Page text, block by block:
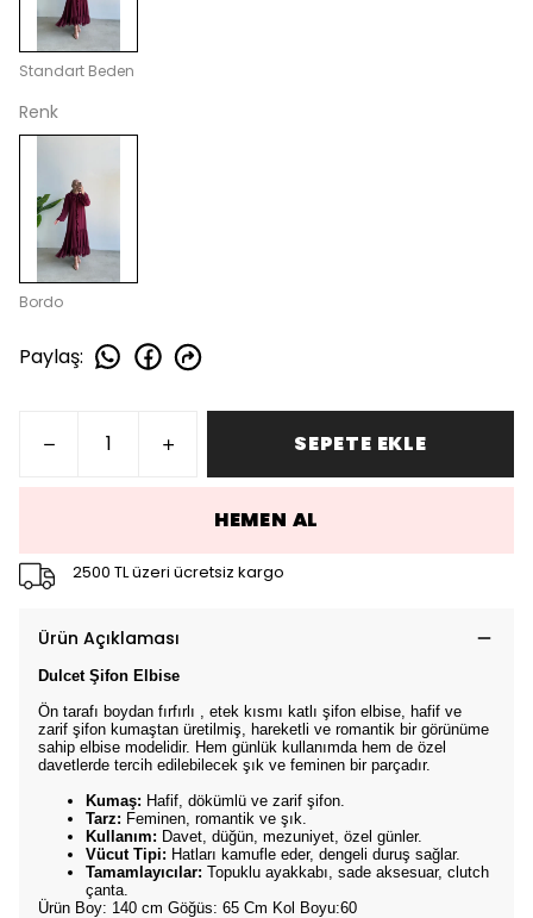
Standart Beden
Renk
Bordo
Paylaş:
SEPETE EKLE
HEMEN AL
2500 TL üzeri ücretsiz kargo
Ürün Açıklaması
Dulcet Şifon Elbise
Ön tarafı boydan fırfırlı , etek kısmı katlı şifon elbise, hafif ve
zarif şifon kumaştan üretilmiş, hareketli ve romantik bir görünüme
sahip elbise modelidir. Hem günlük kullanımda hem de özel
davetlerde tercih edilebilecek şık ve feminen bir parçadır.
Kumaş: Hafif, dökümlü ve zarif şifon.
Tarz: Feminen, romantik ve şık.
Kullanım: Davet, düğün, mezuniyet, özel günler.
Vücut Tipi: Hatları kamufle eder, dengeli duruş sağlar.
Tamamlayıcılar: Topuklu ayakkabı, sade aksesuar, clutch
çanta.
Ürün Boy: 140 cm Göğüs: 65 Cm Kol Boyu:60